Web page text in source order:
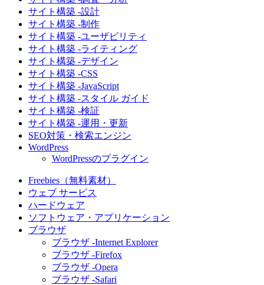
サイト構築 -設計
サイト構築 -制作
サイト構築 -ユーザビリティ
サイト構築 -ライティング
サイト構築 -デザイン
サイト構築 -CSS
サイト構築 -JavaScript
サイト構築 -スタイル ガイド
サイト構築 -検証
サイト構築 -運用・更新
SEO対策・検索エンジン
WordPress
WordPressのプラグイン
Freebies（無料素材）
ウェブ サービス
ハードウェア
ソフトウェア・アプリケーション
ブラウザ
ブラウザ -Internet Explorer
ブラウザ -Firefox
ブラウザ -Opera
ブラウザ -Safari